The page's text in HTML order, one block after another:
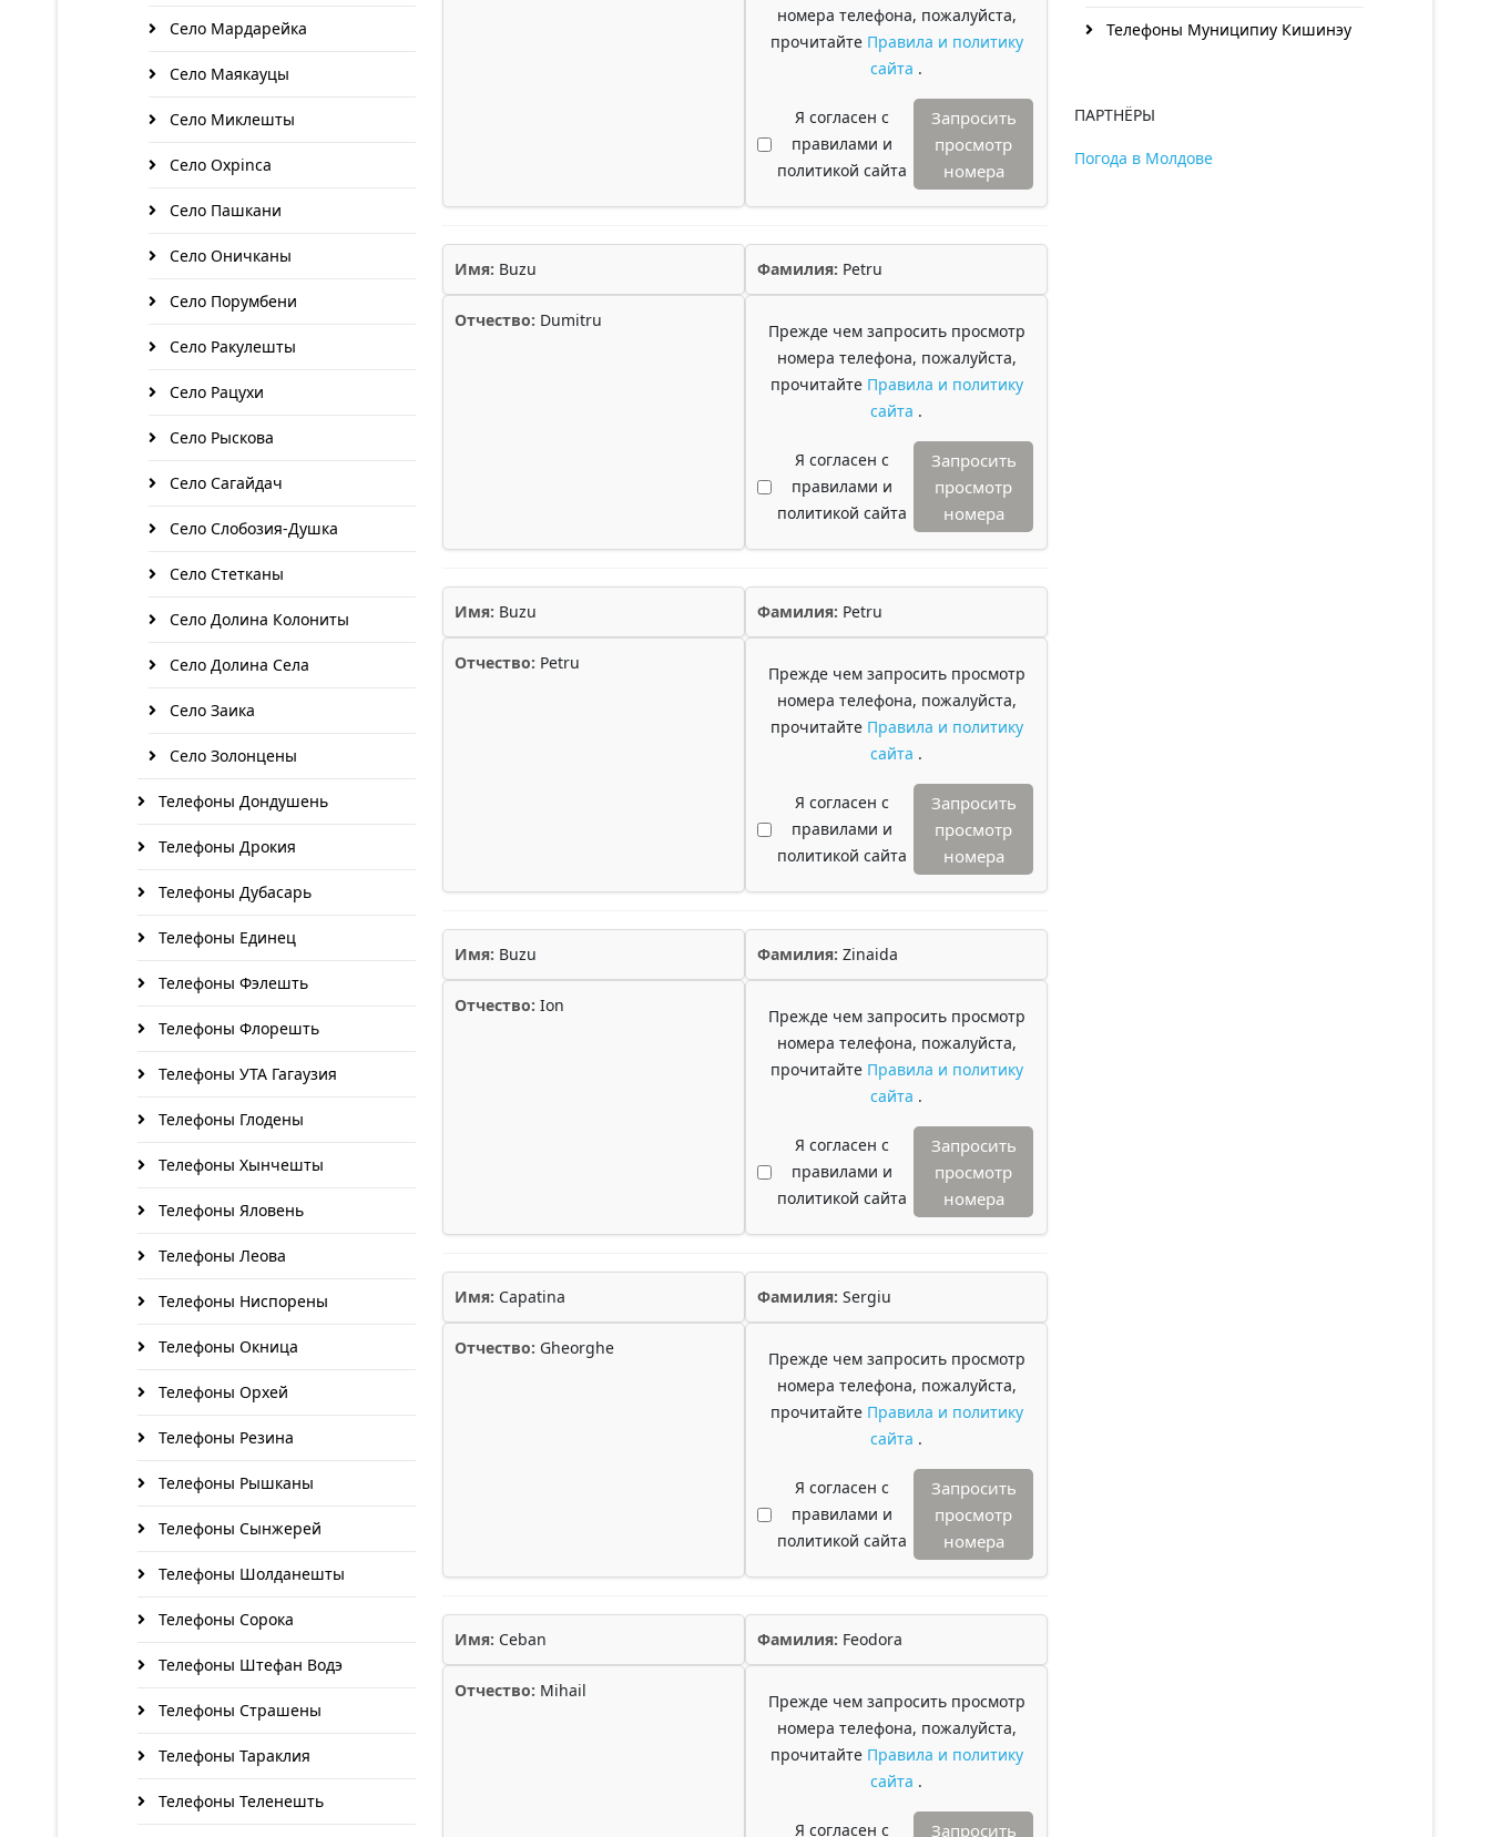
Село Мардарейка
Село Маякауцы
Село Миклешты
Село Охрinca
Село Пашкани
Село Оничканы
Село Порумбени
Село Ракулешты
Село Рацухи
Село Рыскова
Село Сагайдач
Село Слобозия-Душка
Село Стетканы
Село Долина Колониты
Село Долина Села
Село Заика
Село Золонцены
Телефоны Дондушень
Телефоны Дрокия
Телефоны Дубасарь
Телефоны Единец
Телефоны Фэлешть
Телефоны Флорешть
Телефоны УТА Гагаузия
Телефоны Глодены
Телефоны Хынчешты
Телефоны Яловень
Телефоны Леова
Телефоны Ниспорены
Телефоны Окница
Телефоны Орхей
Телефоны Резина
Телефоны Рышканы
Телефоны Сынжерей
Телефоны Шолданешты
Телефоны Сорока
Телефоны Штефан Водэ
Телефоны Страшены
Телефоны Тараклия
Телефоны Теленешть
номера телефона, пожалуйста,
прочитайте Правила и политику
сайта .
Я согласен с
правилами и
политикой сайта
Запросить
просмотр
номера
Имя: Buzu Фамилия: Petru
Отчество: Dumitru
Прежде чем запросить просмотр
номера телефона, пожалуйста,
прочитайте Правила и политику
сайта .
Я согласен с
правилами и
политикой сайта
Запросить
просмотр
номера
Имя: Buzu Фамилия: Petru
Отчество: Petru
Прежде чем запросить просмотр
номера телефона, пожалуйста,
прочитайте Правила и политику
сайта .
Я согласен с
правилами и
политикой сайта
Запросить
просмотр
номера
Имя: Buzu Фамилия: Zinaida
Отчество: Ion
Прежде чем запросить просмотр
номера телефона, пожалуйста,
прочитайте Правила и политику
сайта .
Я согласен с
правилами и
политикой сайта
Запросить
просмотр
номера
Имя: Capatina Фамилия: Sergiu
Отчество: Gheorghe
Прежде чем запросить просмотр
номера телефона, пожалуйста,
прочитайте Правила и политику
сайта .
Я согласен с
правилами и
политикой сайта
Запросить
просмотр
номера
Имя: Ceban Фамилия: Feodora
Отчество: Mihail
Прежде чем запросить просмотр
номера телефона, пожалуйста,
прочитайте Правила и политику
сайта .
Я согласен с Запросить
Телефоны Муниципиу Кишинэу
ПАРТНЁРЫ
Погода в Молдове